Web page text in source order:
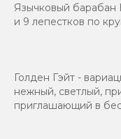
Язычковый барабан
и 9 лепестков по
Голден Гэйт -
нежный, светлый,
приглашающий в